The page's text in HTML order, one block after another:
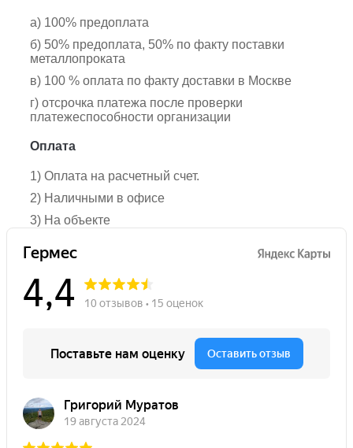
а) 100% предоплата
б) 50% предоплата, 50% по факту поставки
металлопроката
в) 100 % оплата по факту доставки в Москве
г) отсрочка платежа после проверки
платежеспособности организации
Оплата
1) Оплата на расчетный счет.
2) Наличными в офисе
3) На объекте